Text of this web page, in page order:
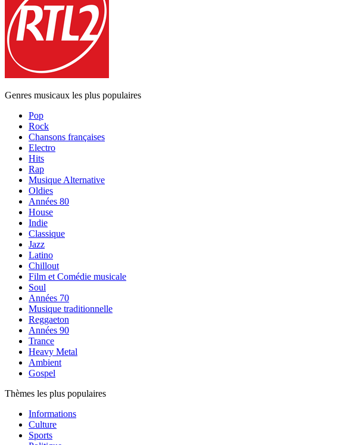
Genres musicaux les plus populaires
Pop
Rock
Chansons françaises
Electro
Hits
Rap
Musique Alternative
Oldies
Années 80
House
Indie
Classique
Jazz
Latino
Chillout
Film et Comédie musicale
Soul
Années 70
Musique traditionnelle
Reggaeton
Années 90
Trance
Heavy Metal
Ambient
Gospel
Thèmes les plus populaires
Informations
Culture
Sports